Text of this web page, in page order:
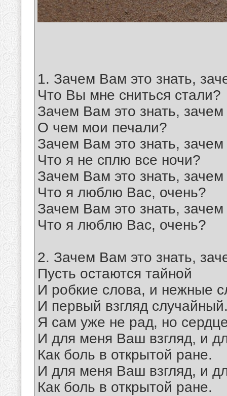
1. Зачем Вам это знать,
Что Вы мне сниться стали?
Зачем Вам это знать,
О чем мои печали?
Зачем Вам это знать,
Что я не сплю все ночи?
Зачем Вам это знать,
Что я люблю Вас, очень?
Зачем Вам это знать,
Что я люблю Вас, очень?
2. Зачем Вам это знать,
Пусть остаются тайной
И робкие слова, и нежные
И первый взгляд
Я сам уже не рад, но
И для меня Ваш взгляд, и
Как боль в открытой ране.
И для меня Ваш взгляд, и
Как боль в открытой ране.